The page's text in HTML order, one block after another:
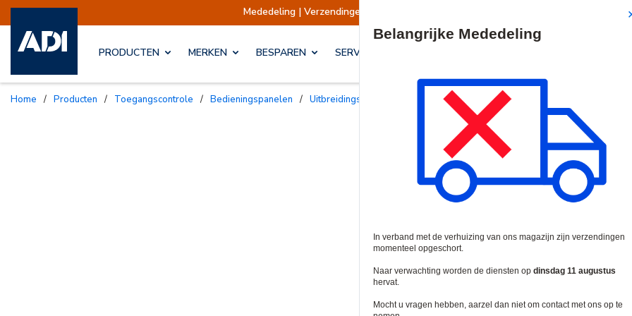
Mededeling | Verzendingen opgeschort Verzendingen worden op dinsdag 11
PRODUCTEN MERKEN BESPAREN SERVICES & OPLOSSINGEN
Home / Producten / Toegangscontrole / Bedieningspanelen / Uitbreidingsmodules